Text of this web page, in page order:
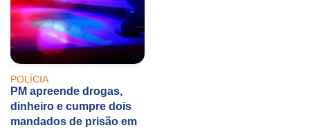
POLÍCIA
PM apreende drogas,
dinheiro e cumpre dois
mandados de prisão em